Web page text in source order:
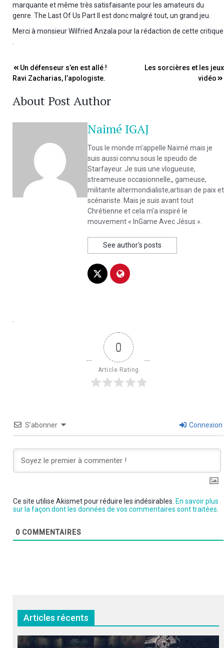
marquante et même très satisfaisante pour les amateurs du
genre. The Last Of Us Part II est donc malgré tout, un grand jeu.
Merci à monsieur Wilfried Anzala pour la rédaction de cette critique
Navigation
de
l’article
Un défenseur s’en est allé !
Ravi Zacharias, l’apologiste.
Les sorcières et les jeux
vidéo
About Post Author
Naimé IGAJ
Tous le monde m’appelle Naïmé mais je
suis aussi connu sous le speudo de
Starfayeur. Je suis une vlogueuse,
streameuse occasionnelle,, gameuse,
militante altermondialiste,artisan de paix et
scénariste. Mais je suis avant tout
Chrétienne et cela m’a inspiré le
mouvement « In­Game Avec Jésus ».
See author's posts
0
Article Rating
S’abonner Connexion
Ce site utilise Akismet pour réduire les indésirables. En savoir plus
sur la façon dont les données de vos commentaires sont traitées
0 COMMENTAIRES
Articles récents